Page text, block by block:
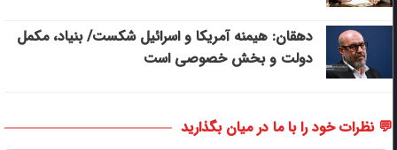
دهقان: هیمنه آمریکا و اسرائیل شکست/ بنیاد، مکمل
دولت و بخش خصوصی است
💬 نظرات خود را با ما در میان بگذارید